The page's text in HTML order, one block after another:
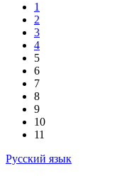
1
2
3
4
5
6
7
8
9
10
11
Русский язык